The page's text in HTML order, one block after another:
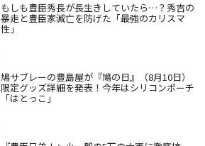
もしも豊臣秀長が長生きしていたら…？秀吉の
暴走と豊臣家滅亡を防げた「最強のカリスマ
性」
鳩サブレーの豊島屋が『鳩の日』（8月10日）
限定グッズ詳細を発表！今年はシリコンポーチ
「はとっこ」